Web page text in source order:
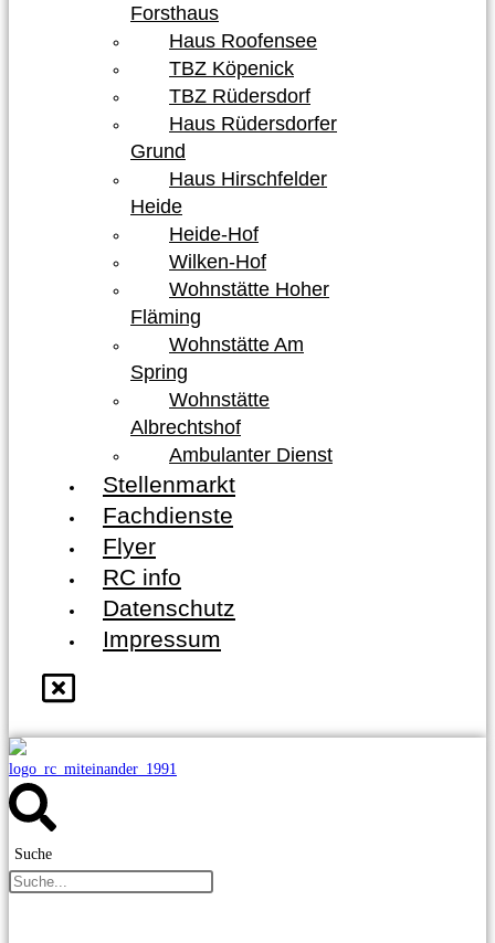
Forsthaus
Haus Roofensee
TBZ Köpenick
TBZ Rüdersdorf
Haus Rüdersdorfer
Grund
Haus Hirschfelder
Heide
Heide-Hof
Wilken-Hof
Wohnstätte Hoher
Fläming
Wohnstätte Am
Spring
Wohnstätte
Albrechtshof
Ambulanter Dienst
Stellenmarkt
Fachdienste
Flyer
RC info
Datenschutz
Impressum
Suche